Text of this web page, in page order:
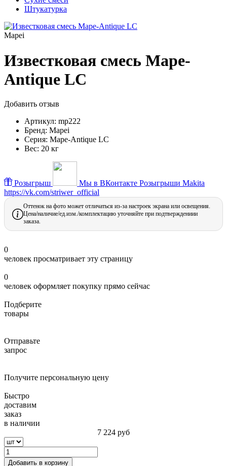
Штукатурка
Mapei
Известковая смесь Mape-
Antique LC
Добавить отзыв
Артикул: mp222
Бренд: Mapei
Серия: Mape-Antique LC
Вес: 20 кг
Розыгрыш Мы в ВКонтакте Розыгрыши Makita
https://vk.com/striwer_official
Оттенок на фото может отличаться из-за настроек экрана или освещения.
Цена/наличие/ед.изм./комплектацию уточняйте при подтверждениии
заказа.
0
человек просматривает эту страницу
0
человек оформляет покупку прямо сейчас
Подберите
товары
Отправьте
запрос
Получите персональную цену
Быстро
доставим
заказ
в наличии
7 224 руб
Добавить в корзину